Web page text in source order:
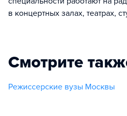
в концертных залах, театрах,
Смотрите
Режиссерские вузы Москвы